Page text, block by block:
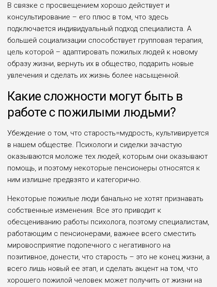
В связке с просвещением хорошо действует и
консультирование – его плюс в том, что здесь
подключается индивидуальный подход специалиста. А
большей социализации способствует групповая терапия,
цель которой – адаптировать пожилых людей к новому
образу жизни, вернуть их в общество, подарить новые
увлечения и сделать их жизнь более насыщенной.
Какие сложности могут быть в
работе с пожилыми людьми?
Убеждение о том, что старость=мудрость, культивируется
в нашем обществе. Психологи и сиделки зачастую
оказываются моложе тех людей, которым они оказывают
помощь, и поэтому некоторые пенсионеры относятся к
ним излишне предвзято и категорично.
Некоторые пожилые люди банально не хотят признавать
собственные изменения. Все это приводит к
обесцениванию работы психолога, поэтому специалистам,
работающим с пенсионерами, важнее всего сместить
мировосприятие подопечного с негативного на
позитивное, донести, что старость – это не конец жизни, а
всего лишь новый ее этап, и сделать акцент на том, что
хорошего пожилой человек может получить от жизни на